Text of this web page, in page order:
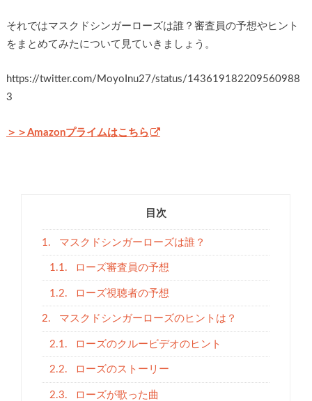
それではマスクドシンガーローズは誰？審査員の予想やヒント
をまとめてみたについて見ていきましょう。
https://twitter.com/MoyoInu27/status/143619182209560988
3
＞＞Amazonプライムはこちら
目次
1. マスクドシンガーローズは誰？
1.1. ローズ審査員の予想
1.2. ローズ視聴者の予想
2. マスクドシンガーローズのヒントは？
2.1. ローズのクルービデオのヒント
2.2. ローズのストーリー
2.3. ローズが歌った曲